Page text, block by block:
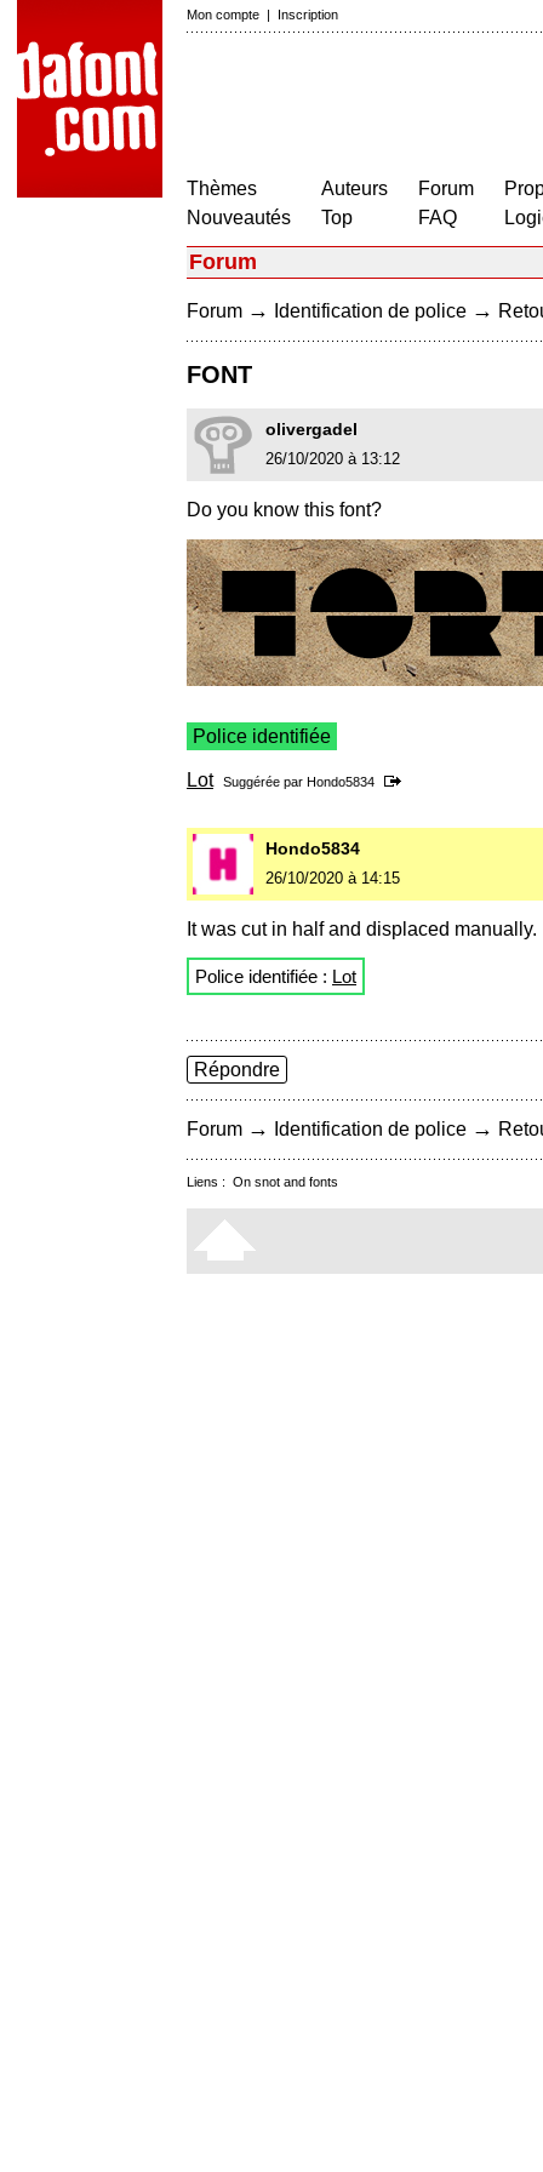
Mon compte | Inscription
Thèmes
Nouveautés
Auteurs
Top
Forum
FAQ
Forum
Forum → Identification de police →
FONT
olivergadel
26/10/2020 à 13:12
Do you know this font?
Police identifiée
Lot Suggérée par Hondo5834
Hondo5834
26/10/2020 à 14:15
It was cut in half and displaced manually.
Police identifiée : Lot
Répondre
Forum → Identification de police →
Liens : On snot and fonts